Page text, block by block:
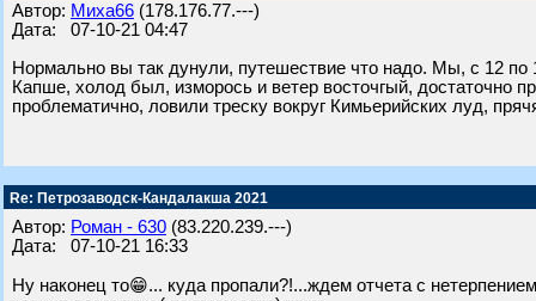
Автор: Миха66 (178.176.77.---)
Дата: 07-10-21 04:47
Нормально вы так дунули, путешествие что надо. Мы, с 12
Капше, холод был, изморось и ветер восточгый, достаточно
проблематично, ловили треску вокруг Кимьерийских луд,
Re: Петрозаводск-Кандалакша 2021
Автор: Роман - 630 (83.220.239.---)
Дата: 07-10-21 16:33
Ну наконец то😁... куда пропали?!...ждем отчета с